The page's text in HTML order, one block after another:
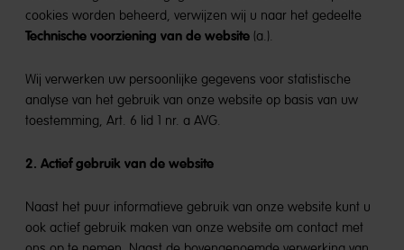
cookies worden beheerd, verwijzen wij u naar het gedeelte
Technische voorziening van de website (a.).
Wij verwerken uw persoonlijke gegevens voor statistische
analyse van het gebruik van onze website op basis van uw
toestemming, Art. 6 lid 1 nr. a AVG.
2. Actief gebruik van de website
Naast het puur informatieve gebruik van onze website kunt u
ook actief gebruik maken van onze website om contact met